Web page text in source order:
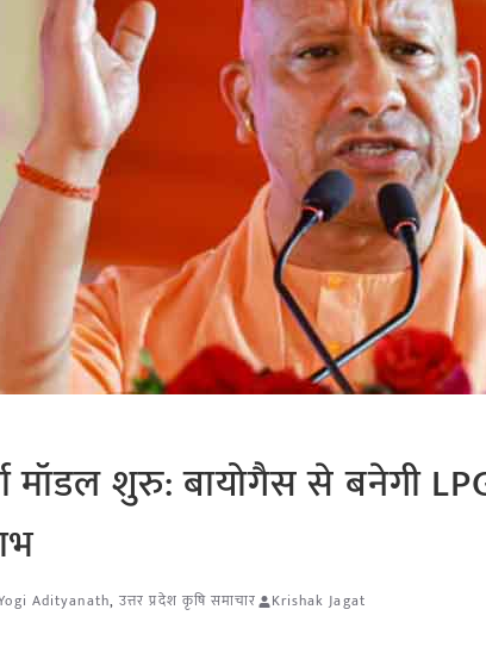
मॉडल शुरु: बायोगैस से बनेगी
Adityanath,उत्तर प्रदेश कृषि समाचार Krishak Jagat